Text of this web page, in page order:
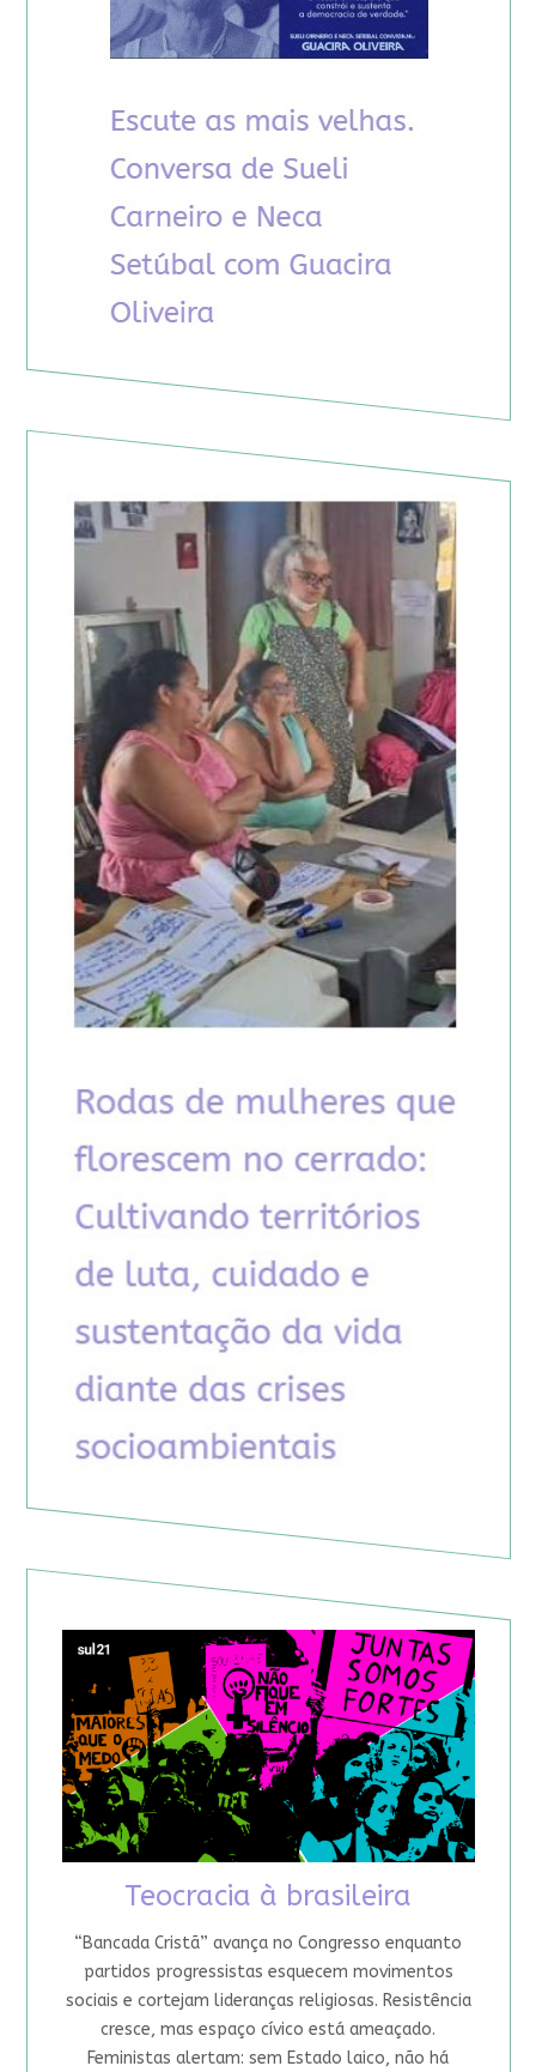
Teocracia à brasileira
“Bancada Cristã” avança no Congresso enquanto
partidos progressistas esquecem movimentos
sociais e cortejam lideranças religiosas. Resistência
cresce, mas espaço cívico está ameaçado.
Feministas alertam: sem Estado laico, não há